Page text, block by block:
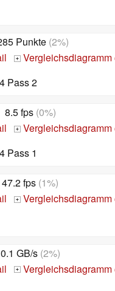
Punkte (2%)
+
Pass 2
8.5 fps(0%)
+
Pass 1
47.2 fps (1%)
+
0.1 GB/s(2%)
+